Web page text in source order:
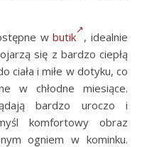
wbutik , idealnie
się z bardzo ciepłą
ciała i miłe w dotyku, co
w chłodne miesiące.
bardzo uroczo i
komfortowy obraz
ogniem w kominku.